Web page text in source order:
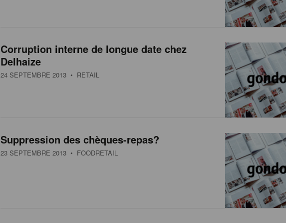
Corruption interne de longue date chez
Delhaize
24 SEPTEMBRE 2013 • RETAIL
Suppression des chèques-repas?
23 SEPTEMBRE 2013 • FOODRETAIL